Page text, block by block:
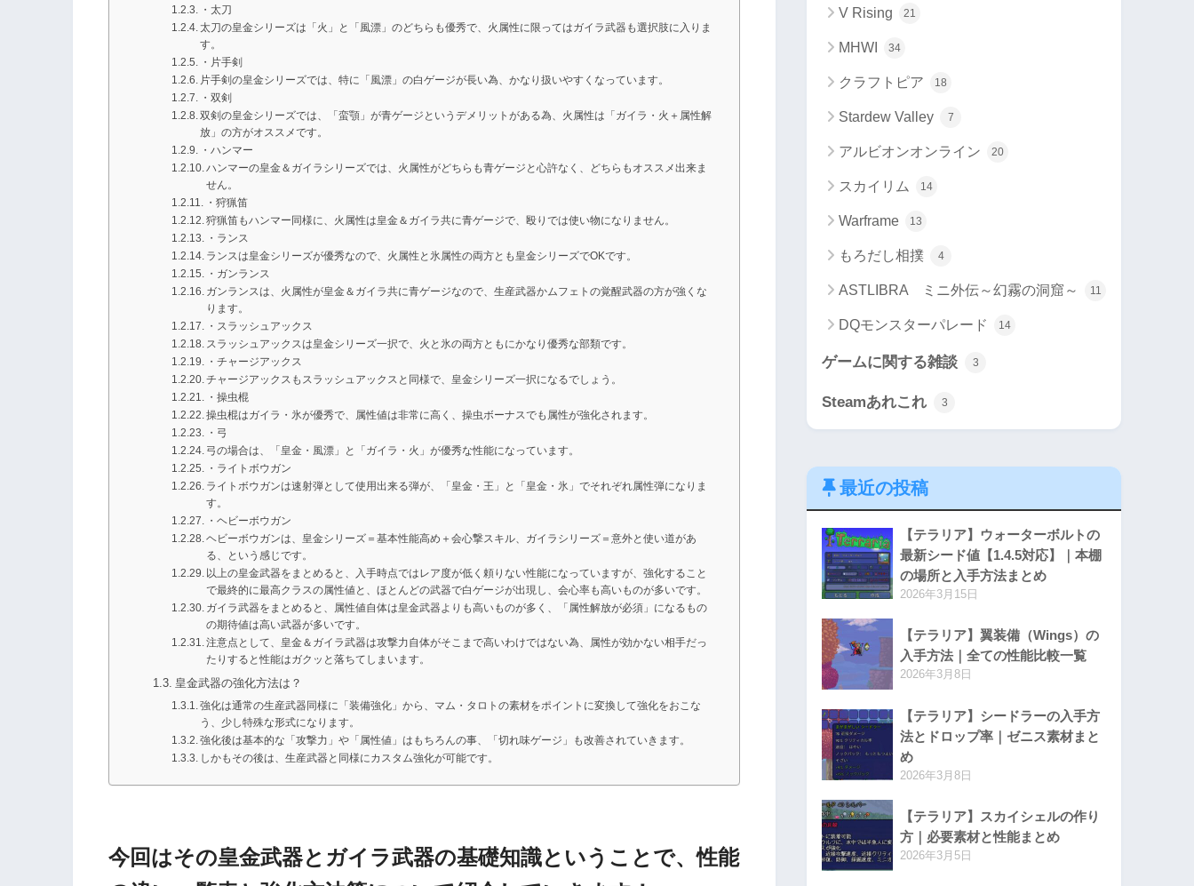
・太刀
太刀の皇金シリーズは「火」と「風漂」のどちらも優秀で、火属性に限ってはガイラ武器も選択肢に入りま
す。
・片手剣
片手剣の皇金シリーズでは、特に「風漂」の白ゲージが長い為、かなり扱いやすくなっています。
・双剣
双剣の皇金シリーズでは、「蛮顎」が青ゲージというデメリットがある為、火属性は「ガイラ・火＋属性解
放」の方がオススメです。
・ハンマー
ハンマーの皇金＆ガイラシリーズでは、火属性がどちらも青ゲージと心許なく、どちらもオススメ出来ま
せん。
・狩猟笛
狩猟笛もハンマー同様に、火属性は皇金＆ガイラ共に青ゲージで、殴りでは使い物になりません。
・ランス
ランスは皇金シリーズが優秀なので、火属性と氷属性の両方とも皇金シリーズでOKです。
・ガンランス
ガンランスは、火属性が皇金＆ガイラ共に青ゲージなので、生産武器かムフェトの覚醒武器の方が強くな
ります。
・スラッシュアックス
スラッシュアックスは皇金シリーズ一択で、火と氷の両方ともにかなり優秀な部類です。
・チャージアックス
チャージアックスもスラッシュアックスと同様で、皇金シリーズ一択になるでしょう。
・操虫棍
操虫棍はガイラ・氷が優秀で、属性値は非常に高く、操虫ボーナスでも属性が強化されます。
・弓
弓の場合は、「皇金・風漂」と「ガイラ・火」が優秀な性能になっています。
・ライトボウガン
ライトボウガンは速射弾として使用出来る弾が、「皇金・王」と「皇金・氷」でそれぞれ属性弾になりま
す。
・ヘビーボウガン
ヘビーボウガンは、皇金シリーズ＝基本性能高め＋会心撃スキル、ガイラシリーズ＝意外と使い道があ
る、という感じです。
以上の皇金武器をまとめると、入手時点ではレア度が低く頼りない性能になっていますが、強化すること
で最終的に最高クラスの属性値と、ほとんどの武器で白ゲージが出現し、会心率も高いものが多いです。
ガイラ武器をまとめると、属性値自体は皇金武器よりも高いものが多く、「属性解放が必須」になるもの
の期待値は高い武器が多いです。
注意点として、皇金＆ガイラ武器は攻撃力自体がそこまで高いわけではない為、属性が効かない相手だっ
たりすると性能はガクッと落ちてしまいます。
皇金武器の強化方法は？
強化は通常の生産武器同様に「装備強化」から、マム・タロトの素材をポイントに変換して強化をおこな
う、少し特殊な形式になります。
強化後は基本的な「攻撃力」や「属性値」はもちろんの事、「切れ味ゲージ」も改善されていきます。
しかもその後は、生産武器と同様にカスタム強化が可能です。
今回はその皇金武器とガイラ武器の基礎知識ということで、性能
V Rising 21
MHWI 34
クラフトピア 18
Stardew Valley 7
アルビオンオンライン 20
スカイリム 14
Warframe 13
もろだし相撲 4
ASTLIBRA ミニ外伝～幻霧の洞窟～ 11
DQモンスターパレード 14
ゲームに関する雑談 3
Steamあれこれ 3
最近の投稿
【テラリア】ウォーターボルトの
最新シード値【1.4.5対応】｜本棚
の場所と入手方法まとめ
2026年3月15日
【テラリア】翼装備（Wings）の
入手方法｜全ての性能比較一覧
2026年3月8日
【テラリア】シードラーの入手方
法とドロップ率｜ゼニス素材まと
め
2026年3月8日
【テラリア】スカイシェルの作り
方｜必要素材と性能まとめ
2026年3月5日